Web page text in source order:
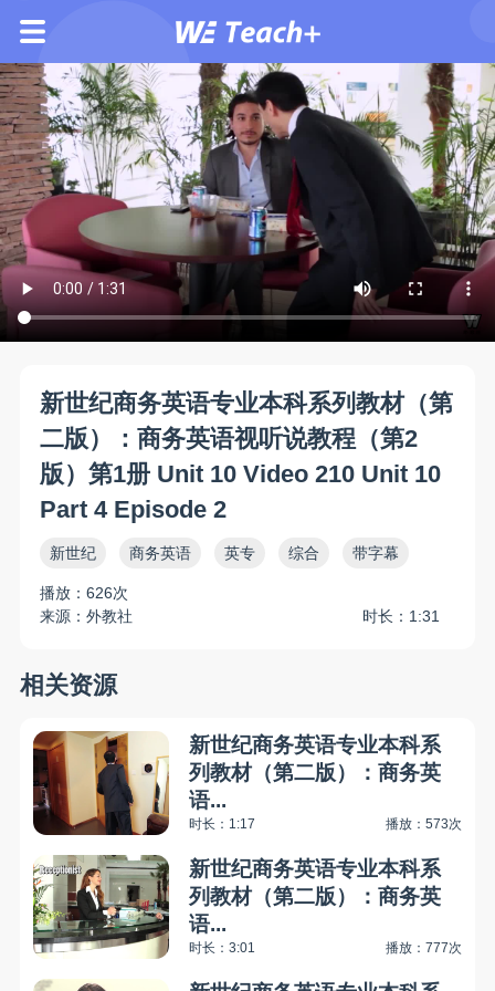
新世纪商务英语专业本科系列教材（第
二版）：商务英语视听说教程（第2
版）第1册 Unit 10 Video 210 Unit 10
Part 4 Episode 2
新世纪 商务英语 英专 综合 带字幕
播放：626次
来源：外教社
时长：1:31
相关资源
新世纪商务英语专业本科系
列教材（第二版）：商务英
语...
时长：1:17 播放：573次
新世纪商务英语专业本科系
列教材（第二版）：商务英
语...
时长：3:01 播放：777次